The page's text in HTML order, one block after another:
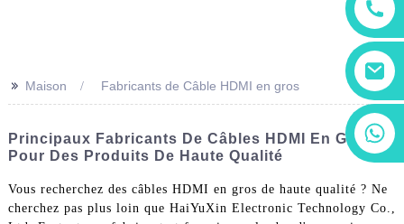
+86 18602095014
>> Maison Fabricants de Câble HDMI en gros
Principaux Fabricants De Câbles HDMI En Gros
Pour Des Produits De Haute Qualité
Vous recherchez des câbles HDMI en gros de haute qualité ? Ne
cherchez pas plus loin que HaiYuXin Electronic Technology Co.,